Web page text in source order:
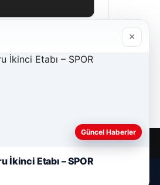
×
Güncel Haberler
İkinci Etabı – SPOR